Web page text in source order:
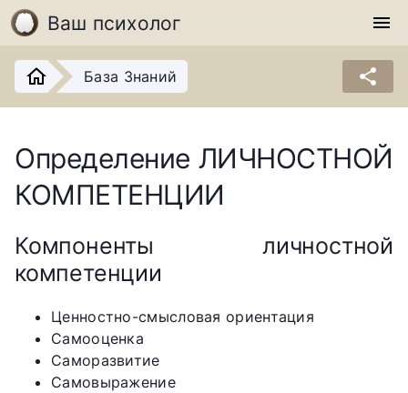
Ваш психолог menu
База Знаний share
Определение ЛИЧНОСТНОЙ
КОМПЕТЕНЦИИ
Компоненты личностной
компетенции
Ценностно-смысловая ориентация
Самооценка
Саморазвитие
Самовыражение